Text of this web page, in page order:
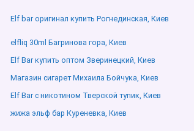
Elf bar оригинал купить Рогнединская, Киев
elfliq 30ml Багринова гора, Киев
Elf Bar купить оптом Зверинецкий, Киев
Магазин сигарет Михаила Бойчука, Киев
Elf Bar с никотином Тверской тупик, Киев
жижа эльф бар Куреневка, Киев